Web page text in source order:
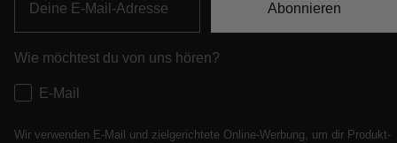
Abonnieren
Wie möchtest du von uns hören?
E-Mail
Wir verwenden E-Mail und zielgerichtete Online-Werbung, um dir Produkt-